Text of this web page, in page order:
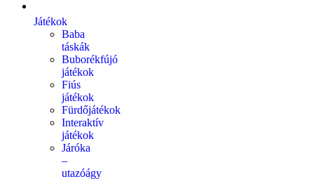
Játékok
Baba
táskák
Buborékfújó
játékok
Fiús
játékok
Fürdőjátékok
Interaktív
játékok
Járóka
–
utazóágy